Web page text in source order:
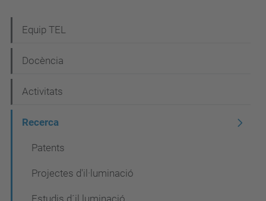
a
v
g
Equip TEL
Docència
Activitats
Recerca
Patents
Projectes d'il·luminació
Estudis d´il.luminació